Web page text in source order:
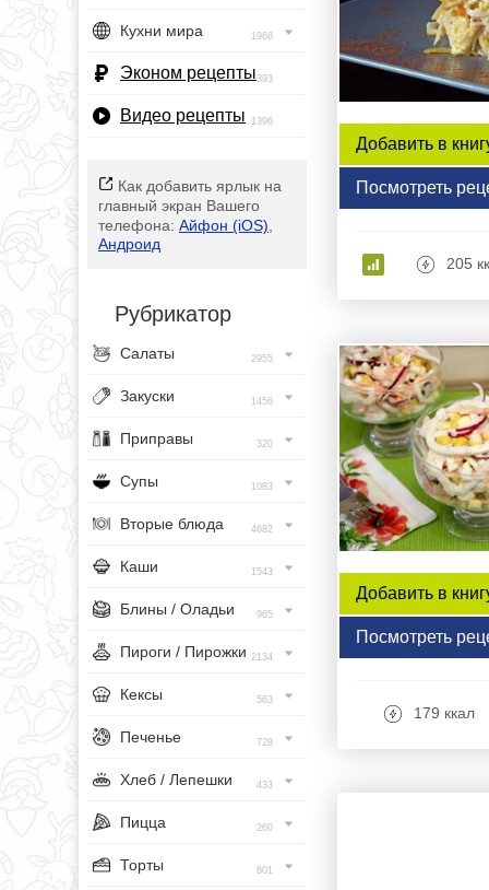
Кухни мира 1968
Эконом рецепты393
Видео рецепты 1396
Как добавить ярлык на
главный экран Вашего
телефона: Айфон (iOS)
Андроид
Рубрикатор
Салаты 2955
Закуски 1456
Приправы 320
Супы 1083
Вторые блюда 4682
Каши 1543
Блины / Оладьи 965
Пироги / Пирожки 2134
Кексы 563
Печенье 728
Хлеб / Лепешки 433
Пицца 260
Торты 801
Добавить в
Посмотреть
205
Добавить в
Посмотреть
179 ккал